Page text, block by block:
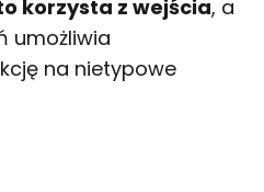
korzysta z wejścia, a
umożliwia
na nietypowe